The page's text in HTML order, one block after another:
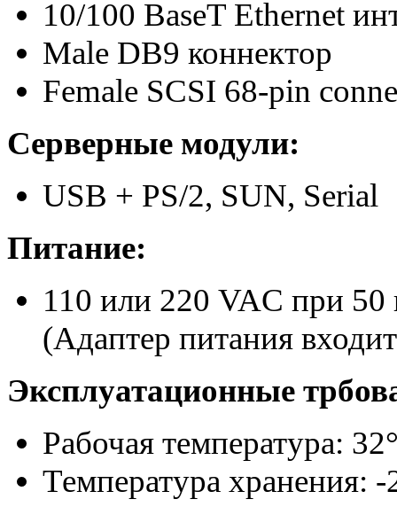
10/100 BaseT Ethernet
Male DB9 коннектор
Female SCSI 68-pin
Серверные модули:
USB + PS/2, SUN, Serial
Питание:
110 или 220 VAC при 50
(Адаптер питания
Эксплуатационные
Рабочая температура:
Температура хранения: